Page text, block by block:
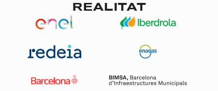
REALITAT